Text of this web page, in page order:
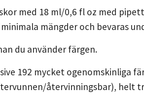
med 18 ml/0,6 fl oz med
mängder och bevaras
du använder färgen.
192 mycket ogenomskinliga
återvinningsbar), helt